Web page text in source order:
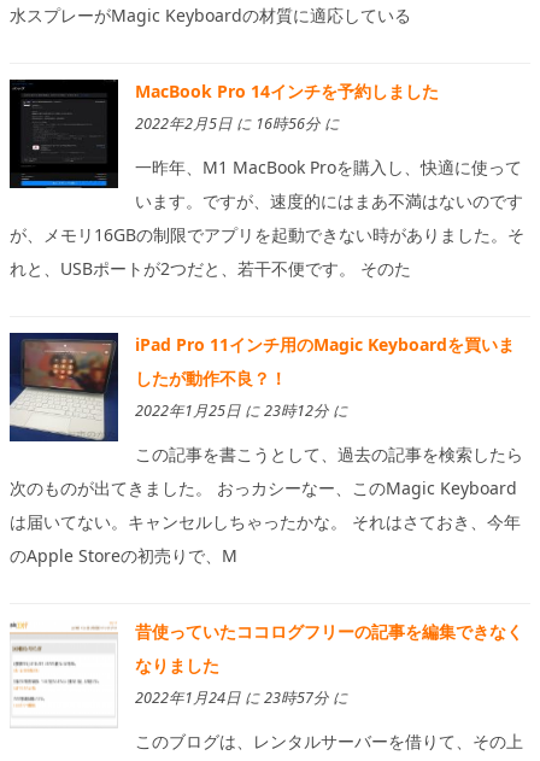
水スプレーがMagic Keyboardの材質に適応している
MacBook Pro 14インチを予約しました
2022年2月5日 に 16時56分 に
一昨年、M1 MacBook Proを購入し、快適に使って
います。ですが、速度的にはまあ不満はないのです
が、メモリ16GBの制限でアプリを起動できない時がありました。そ
れと、USBポートが2つだと、若干不便です。 そのた
iPad Pro 11インチ用のMagic Keyboardを買いま
したが動作不良？！
2022年1月25日 に 23時12分 に
この記事を書こうとして、過去の記事を検索したら
次のものが出てきました。 おっカシーなー、このMagic Keyboard
は届いてない。キャンセルしちゃったかな。 それはさておき、今年
のApple Storeの初売りで、M
昔使っていたココログフリーの記事を編集できなく
なりました
2022年1月24日 に 23時57分 に
このブログは、レンタルサーバーを借りて、その上